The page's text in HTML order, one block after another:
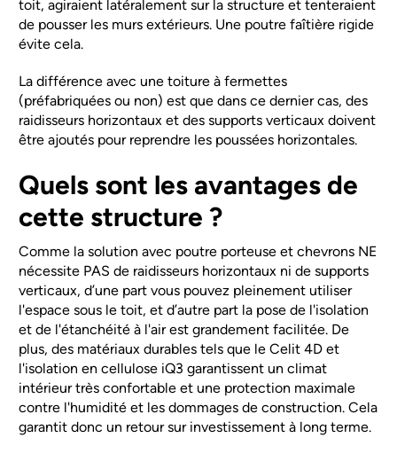
toit, agiraient latéralement sur la structure et tenteraient
de pousser les murs extérieurs. Une poutre faîtière rigide
évite cela.
La différence avec une toiture à fermettes
(préfabriquées ou non) est que dans ce dernier cas, des
raidisseurs horizontaux et des supports verticaux doivent
être ajoutés pour reprendre les poussées horizontales.
Quels sont les avantages de
cette structure ?
Comme la solution avec poutre porteuse et chevrons NE
nécessite PAS de raidisseurs horizontaux ni de supports
verticaux, d’une part vous pouvez pleinement utiliser
l'espace sous le toit, et d’autre part la pose de l'isolation
et de l'étanchéité à l'air est grandement facilitée. De
plus, des matériaux durables tels que le Celit 4D et
l'isolation en cellulose iQ3 garantissent un climat
intérieur très confortable et une protection maximale
contre l'humidité et les dommages de construction. Cela
garantit donc un retour sur investissement à long terme.